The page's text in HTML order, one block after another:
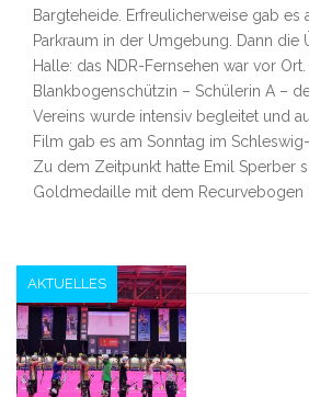
Bargteheide. Erfreulicherweise gab es
Parkraum in der Umgebung. Dann die
Halle: das NDR-Fernsehen war vor Ort.
Blankbogenschützin – Schülerin A –
Vereins wurde intensiv begleitet und
Film gab es am Sonntag im
Zu dem Zeitpunkt hatte Emil Sperber
Goldmedaille mit dem Recurvebogen
AKTUELLES